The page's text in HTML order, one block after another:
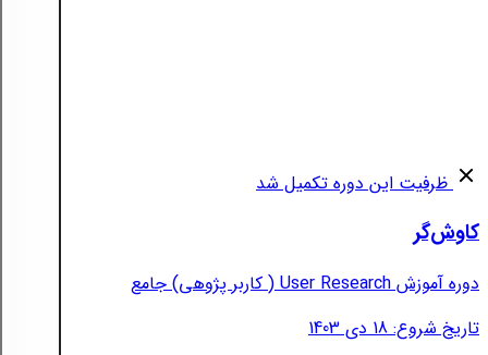
ظرفیت این دوره تکمیل شد
کاوش‌گر
دوره آموزش User Research ( کاربر پژوهی) جامع
تاریخ شروع: 18 دی 1403